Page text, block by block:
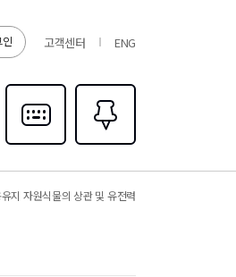
인 고객센터 ENG
다국어입력
즐겨찾기0
지 자원식물의 상관 및 유전력